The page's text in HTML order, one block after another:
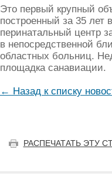
Это первый крупный
построенный за 35 лет
перинатальный центр
в непосредственной
областных больниц.
площадка санавиации.
← Назад к списку
РАСПЕЧАТАТЬ ЭТУ